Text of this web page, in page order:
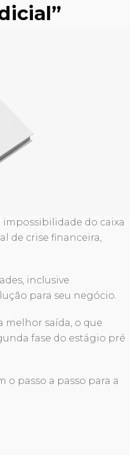
do caixa
de crise financeira,
inclusive
para seu negócio.
melhor saída, o que
fase do estágio pré
o passo a passo para a